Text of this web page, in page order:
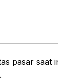
pasar